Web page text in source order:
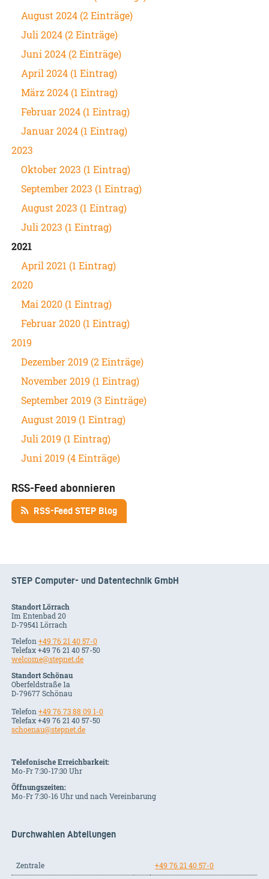
August 2024 (2 Einträge)
Juli 2024 (2 Einträge)
Juni 2024 (2 Einträge)
April 2024 (1 Eintrag)
März 2024 (1 Eintrag)
Februar 2024 (1 Eintrag)
Januar 2024 (1 Eintrag)
2023
Oktober 2023 (1 Eintrag)
September 2023 (1 Eintrag)
August 2023 (1 Eintrag)
Juli 2023 (1 Eintrag)
2021
April 2021 (1 Eintrag)
2020
Mai 2020 (1 Eintrag)
Februar 2020 (1 Eintrag)
2019
Dezember 2019 (2 Einträge)
November 2019 (1 Eintrag)
September 2019 (3 Einträge)
August 2019 (1 Eintrag)
Juli 2019 (1 Eintrag)
Juni 2019 (4 Einträge)
RSS-Feed abonnieren
RSS-Feed STEP Blog
STEP Computer- und Datentechnik GmbH
Standort Lörrach
Im Entenbad 20
D-79541 Lörrach
Telefon+49 76 21 40 57-0
Telefax +49 76 21 40 57-50
welcome@stepnet.de
Standort Schönau
Oberfeldstraße 1a
D-79677 Schönau
Telefon+49 76 73 88 09 1-0
Telefax +49 76 21 40 57-50
schoenau@stepnet.de
Telefonische Erreichbarkeit:
Mo-Fr 7:30-17:30 Uhr
Öffnungszeiten:
Mo-Fr 7:30-16 Uhr und nach Vereinbarung
Durchwahlen Abteilungen
Zentrale
+49 76 21 40 57-0